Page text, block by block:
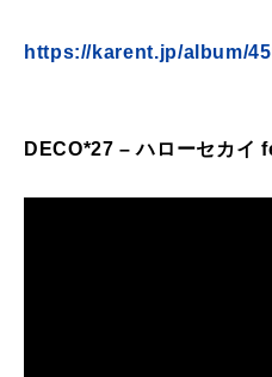
https://karent.jp/album/
DECO*27 – ハローセカイ